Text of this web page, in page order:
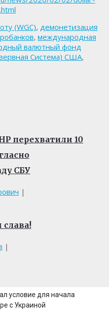
(WGC), демонетизация
, международная
валютный фонд
Система) США,
перехватили 10
СБУ
|
слава!
|
условие для начала
с Украиной